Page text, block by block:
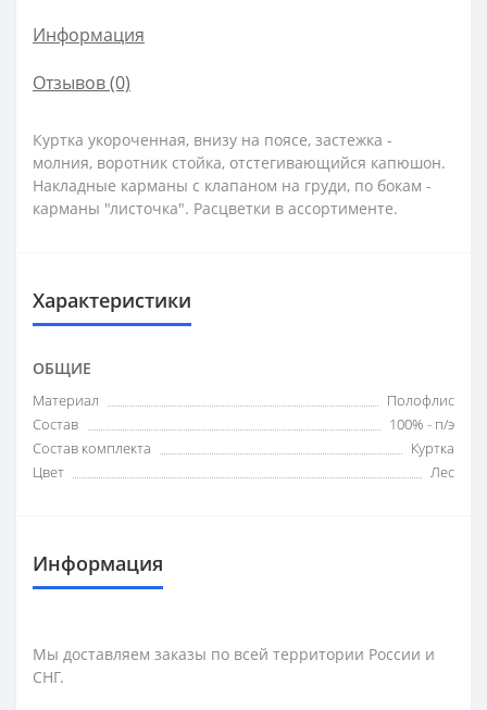
Информация
Отзывов (0)
Куртка укороченная, внизу на поясе, застежка -
молния, воротник стойка, отстегивающийся капюшон.
Накладные карманы с клапаном на груди, по бокам -
карманы "листочка". Расцветки в ассортименте.
Характеристики
ОБЩИЕ
Материал
Полофлис
Состав
100% - п/э
Состав комплекта
Куртка
Цвет
Лес
Информация
Мы доставляем заказы по всей территории России и
СНГ.